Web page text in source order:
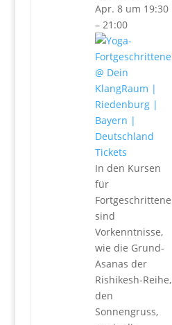
Apr. 8 um 19:30
– 21:00
Tickets
In den Kursen
für
Fortgeschrittene
sind
Vorkenntnisse,
wie die Grund-
Asanas der
Rishikesh-Reihe,
den
Sonnengruss,